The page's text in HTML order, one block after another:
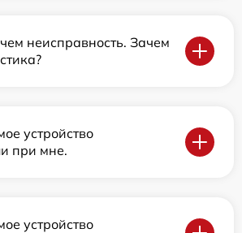
неисправность. Зачем
устройство
при мне.
устройство